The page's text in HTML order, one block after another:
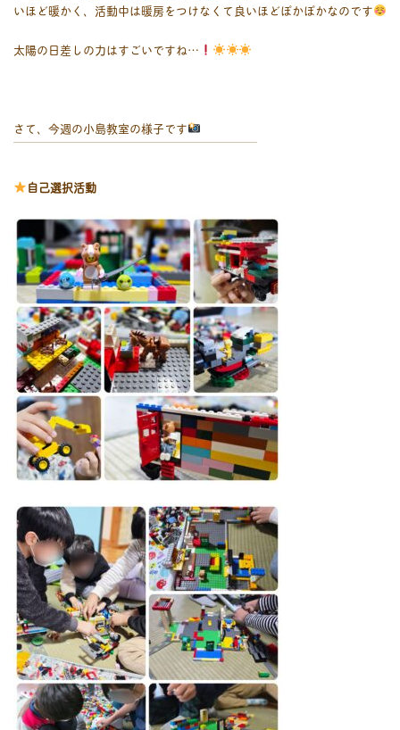
いほど暖かく、活動中は暖房をつけなくて良いほどぽかぽかなのです
太陽の日差しの力はすごいですね…
さて、今週の小島教室の様子です
￣￣￣￣￣￣￣￣￣￣￣￣￣￣￣￣￣￣￣￣￣
自己選択活動